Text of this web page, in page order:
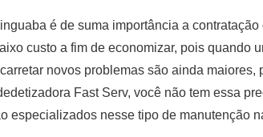
é de suma importância a
custo a fim de economizar, pois quando
novos problemas são ainda
Fast Serv, você não tem essa
especializados nesse tipo de manutenção